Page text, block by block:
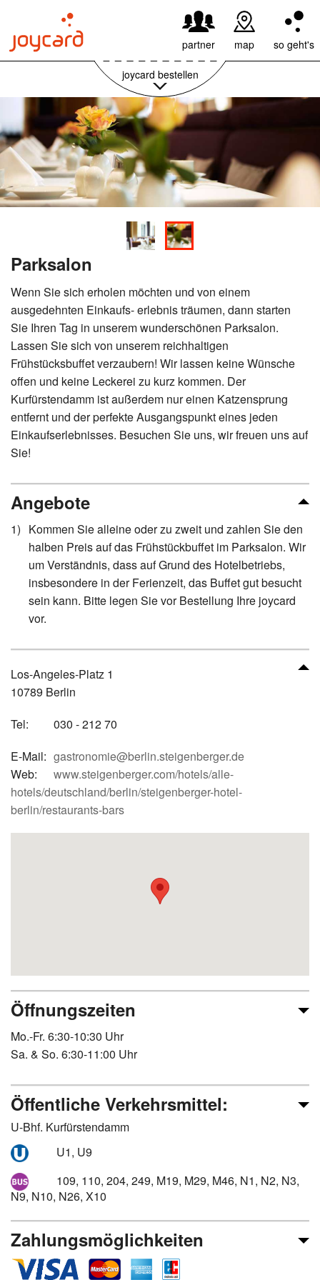
partner map so geht's
59,95€ pro Jahr
joycard bestellen
Parksalon
Wenn Sie sich erholen möchten und von einem
ausgedehnten Einkaufs- erlebnis träumen, dann starten
Sie Ihren Tag in unserem wunderschönen Parksalon.
Lassen Sie sich von unserem reichhaltigen
Frühstücksbuffet verzaubern! Wir lassen keine Wünsche
offen und keine Leckerei zu kurz kommen. Der
Kurfürstendamm ist außerdem nur einen Katzensprung
entfernt und der perfekte Ausgangspunkt eines jeden
Einkaufserlebnisses. Besuchen Sie uns, wir freuen uns auf
Sie!
Angebote
Kommen Sie alleine oder zu zweit und zahlen Sie den
halben Preis auf das Frühstückbuffet im Parksalon. Wir
um Verständnis, dass auf Grund des Hotelbetriebs,
insbesondere in der Ferienzeit, das Buffet gut besucht
sein kann. Bitte legen Sie vor Bestellung Ihre joycard
vor.
Los-Angeles-Platz 1
10789 Berlin
Tel:
030 - 212 70
E-Mail: gastronomie@berlin.steigenberger.de
Web:
www.steigenberger.com/hotels/alle-
hotels/deutschland/berlin/steigenberger-hotel-
berlin/restaurants-bars
Öffnungszeiten
Mo.-Fr. 6:30-10:30 Uhr
Sa. & So. 6:30-11:00 Uhr
Öffentliche Verkehrsmittel:
U-Bhf. Kurfürstendamm
U1, U9
109, 110, 204, 249, M19, M29, M46, N1, N2, N3,
N9, N10, N26, X10
Zahlungsmöglichkeiten